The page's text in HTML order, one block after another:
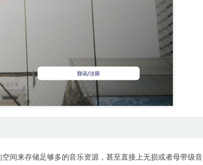
间来存储足够多的音乐资源，甚至直接上无损或者母带级音